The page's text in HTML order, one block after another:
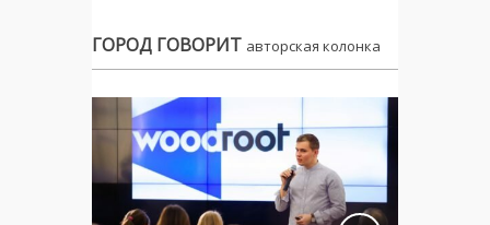
ГОРОД ГОВОРИТ авторская колонка